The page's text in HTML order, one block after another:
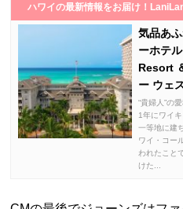
ハワイの最新情報をお届け！
気品あ
ーホテ
Resort
ー ウェ
“貴婦人”の
1年にワイ
一等地に建
ワイ・コー
われたこと
けた...